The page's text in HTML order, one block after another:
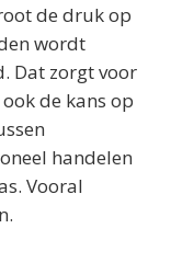
de druk op
wordt
Dat zorgt voor
de kans op
handelen
Vooral